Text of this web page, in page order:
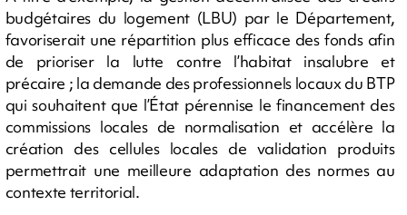
budgétaires du logement (LBU) par le Département,
favoriserait une répartition plus efficace des fonds afin
de prioriser la lutte contre l’habitat insalubre et
précaire ; la demande des professionnels locaux du BTP
qui souhaitent que l’État pérennise le financement des
commissions locales de normalisation et accélère la
création des cellules locales de validation produits
permettrait une meilleure adaptation des normes au
contexte territorial.